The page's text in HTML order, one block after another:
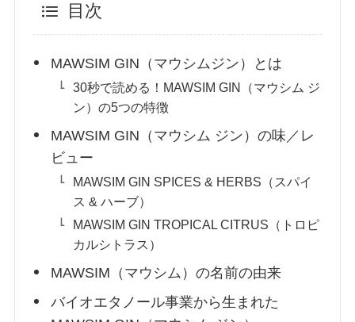
目次
MAWSIM GIN（マウシムジン）とは
30秒で読める！MAWSIM GIN（マウシム ジ
ン）の5つの特徴
MAWSIM GIN（マウシム ジン）の味／レ
ビュー
MAWSIM GIN SPICES & HERBS（スパイ
ス & ハーブ）
MAWSIM GIN TROPICAL CITRUS（トロピ
カルシトラス）
MAWSIM（マウシム）の名前の由来
バイオエタノール事業から生まれた